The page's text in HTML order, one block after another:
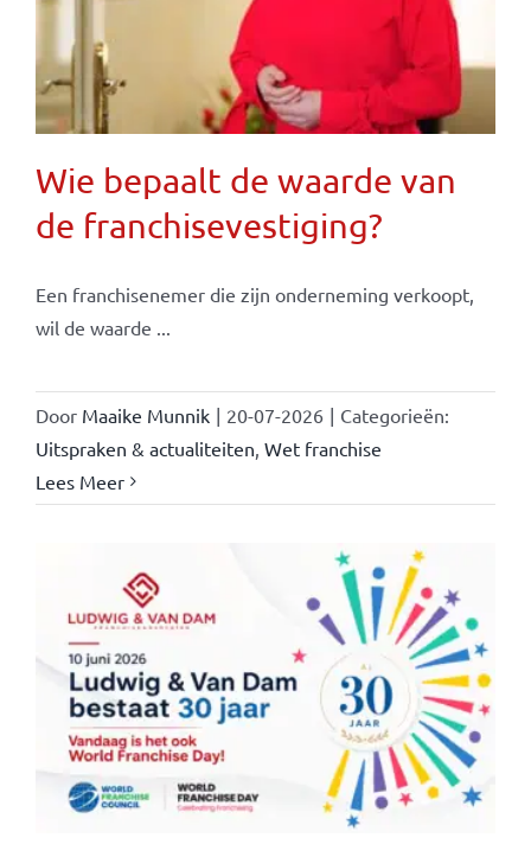
Wie bepaalt de waarde van
de franchisevestiging?
Een franchisenemer die zijn onderneming verkoopt,
wil de waarde ...
Door Maaike Munnik | 20-07-2026 | Categorieën:
Uitspraken & actualiteiten Wet franchise
Lees Meer